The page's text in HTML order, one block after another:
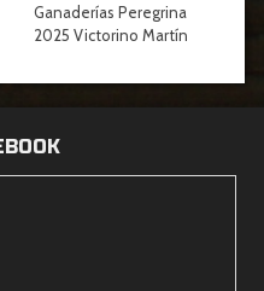
Ganaderías Peregrina
2025 Victorino Martín